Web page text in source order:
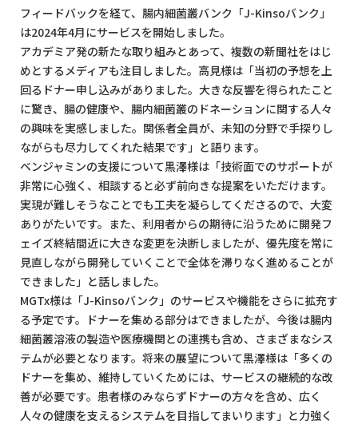
フィードバックを経て、腸内細菌叢バンク「J-Kinsoバンク」
は2024年4月にサービスを開始しました。
アカデミア発の新たな取り組みとあって、複数の新聞社をはじ
めとするメディアも注目しました。高見様は「当初の予想を上
回るドナー申し込みがありました。大きな反響を得られたこと
に驚き、腸の健康や、腸内細菌叢のドネーションに関する人々
の興味を実感しました。関係者全員が、未知の分野で手探りし
ながらも尽力してくれた結果です」と語ります。
ベンジャミンの支援について黒澤様は「技術面でのサポートが
非常に心強く、相談すると必ず前向きな提案をいただけます。
実現が難しそうなことでも工夫を凝らしてくださるので、大変
ありがたいです。また、利用者からの期待に沿うために開発フ
ェイズ終結間近に大きな変更を決断しましたが、優先度を常に
見直しながら開発していくことで全体を滞りなく進めることが
できました」と話しました。
MGTx様は「J-Kinsoバンク」のサービスや機能をさらに拡充す
る予定です。ドナーを集める部分はできましたが、今後は腸内
細菌叢溶液の製造や医療機関との連携も含め、さまざまなシス
テムが必要となります。将来の展望について黒澤様は「多くの
ドナーを集め、維持していくためには、サービスの継続的な改
善が必要です。患者様のみならずドナーの方々を含め、広く
人々の健康を支えるシステムを目指してまいります」と力強く